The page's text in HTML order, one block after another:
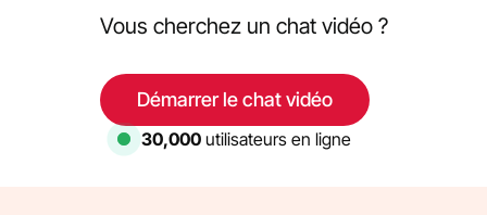
Vous cherchez un chat vidéo ?
Démarrer le chat vidéo
30,000 utilisateurs en ligne